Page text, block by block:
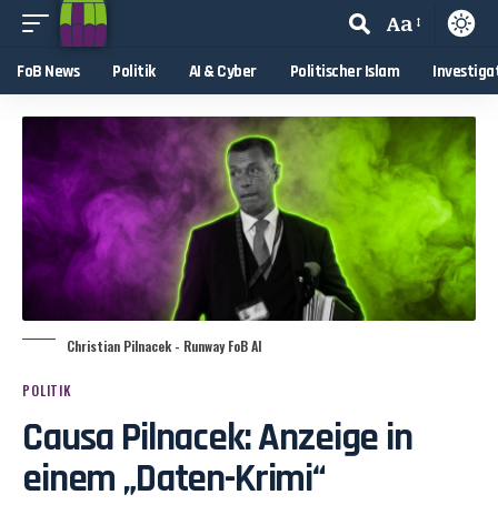
Aa
FoB News Politik AI & Cyber Politischer Islam
Christian Pilnacek - Runway FoB AI
POLITIK
Causa Pilnacek: Anzeige in
einem „Daten-Krimi“